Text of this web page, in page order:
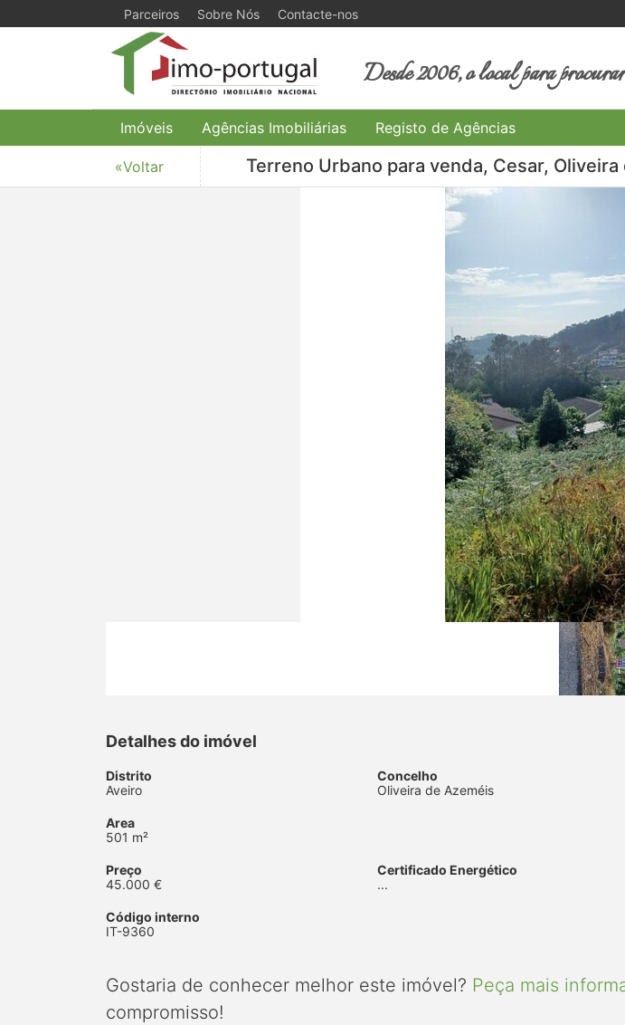
Parceiros Sobre Nós Contacte-nos
Desde 2006, o local para
Imóveis Agências Imobiliárias Registo de Agências
«Voltar Terreno Urbano para venda, Cesar,
Detalhes do imóvel
Distrito
Aveiro
Concelho
Oliveira de Azeméis
Area
501 m²
Preço
45.000 €
Certificado Energético
...
Código interno
IT-9360
Gostaria de conhecer melhor este imóvel? Peça mais
compromisso!